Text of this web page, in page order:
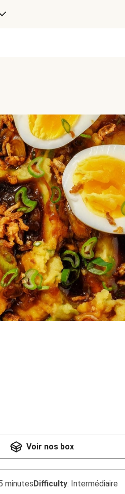
Voir nos box
minutesDifficulty: Intermédiaire